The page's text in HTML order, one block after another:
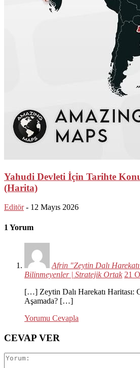
Yahudi Devleti İçin Tarihte
(Harita)
Editör - 12 Mayıs 2026
1 Yorum
Afrin "Zeytin Dalı
Bilinmeyenler | Stratejik Ortak 21
[…] Zeytin Dalı Harekatı Haritası:
Aşamada? […]
Yorumu Cevapla
CEVAP VER